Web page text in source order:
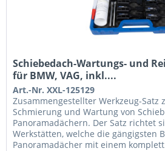
Schiebedach-Wartungs- und
für BMW, VAG, inkl....
Art.-Nr. XXL-125129
Zusammengestellter Werkzeug-Satz
Schmierung und Wartung von
Panoramadächern. Der Satz richtet
Werkstätten, welche die gängigsten
Panoramadächer mit einem